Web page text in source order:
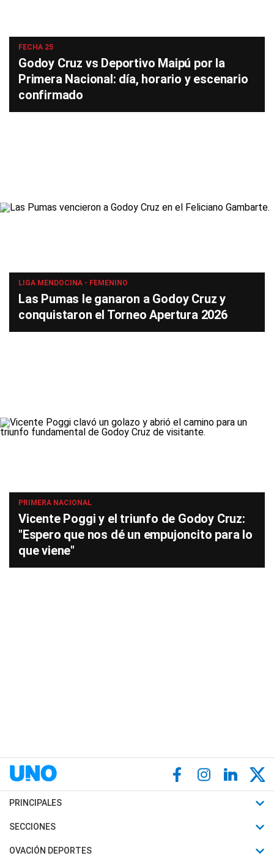
FECHA 25
Godoy Cruz vs Deportivo Maipú por la
Primera Nacional: día, horario y escenario
confirmado
LIGA MENDOCINA - FEMENINO
Las Pumas le ganaron a Godoy Cruz y
conquistaron el Torneo Apertura 2026
PRIMERA NACIONAL
Vicente Poggi y el triunfo de Godoy Cruz:
"Espero que nos dé un empujoncito para lo
que viene"
PRINCIPALES
Últimas Noticias
Política
SECCIONES
Horóscopo
OVACIÓN DEPORTES